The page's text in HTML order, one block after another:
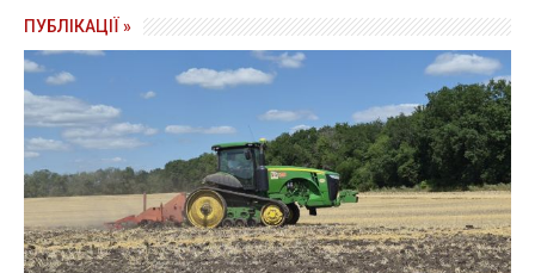
ПУБЛІКАЦІЇ »